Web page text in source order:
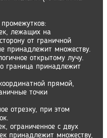
лежащих на
от граничной
принадлежит множеству.
открытому лучу.
граница принадлежит
прямой,
точки
отрезку, при этом
ограниченное с двух
принадлежит множеству,